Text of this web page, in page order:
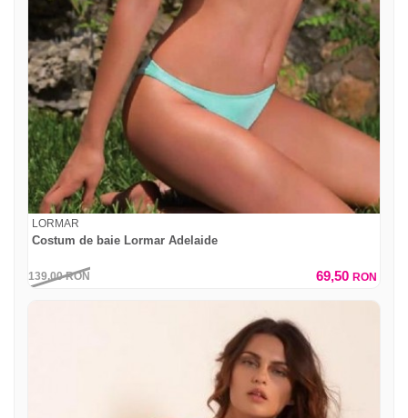
LORMAR
Costum de baie Lormar Adelaide
139,00RON 69,50 RON